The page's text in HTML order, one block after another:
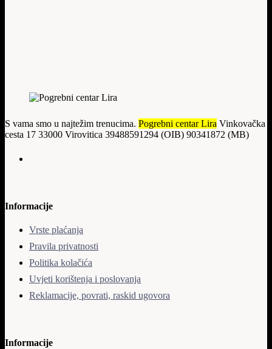
S vama smo u najtežim trenucima. Pogrebni centar Lira Vinkovačka
cesta 17 33000 Virovitica 39488591294 (OIB) 90341872 (MB)
Informacije
Vrste plaćanja
Pravila privatnosti
Politika kolačića
Uvjeti korištenja i poslovanja
Reklamacije, povrati, raskid ugovora
Informacije